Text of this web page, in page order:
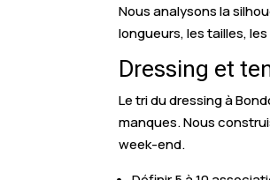
Nous analysons la
longueurs, les tailles,
Dressing et
Le tri du dressing à
manques. Nous
week-end.